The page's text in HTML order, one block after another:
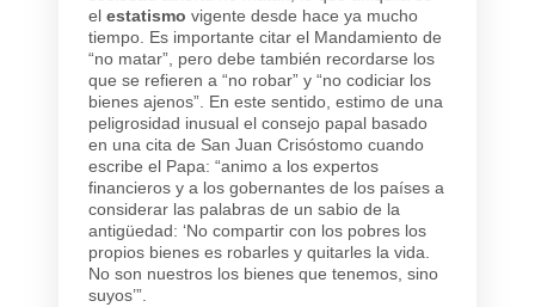
el estatismo vigente desde hace ya mucho
tiempo. Es importante citar el Mandamiento de
“no matar”, pero debe también recordarse los
que se refieren a “no robar” y “no codiciar los
bienes ajenos”. En este sentido, estimo de una
peligrosidad inusual el consejo papal basado
en una cita de San Juan Crisóstomo cuando
escribe el Papa: “animo a los expertos
financieros y a los gobernantes de los países a
considerar las palabras de un sabio de la
antigüedad: ‘No compartir con los pobres los
propios bienes es robarles y quitarles la vida.
No son nuestros los bienes que tenemos, sino
suyos’”.